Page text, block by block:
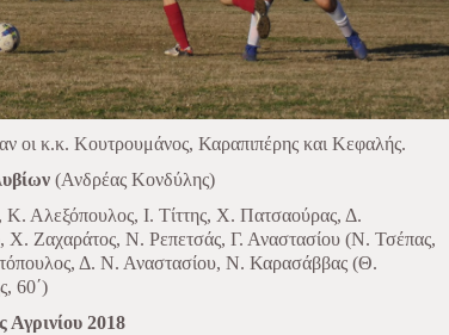
οι κ.κ. Κουτρουμάνος, Καραπιπέρης και Κεφαλής.
(Ανδρέας Κονδύλης)
Αλεξόπουλος, Ι. Τίττης, Χ. Πατσαούρας, Δ.
Χ. Ζαχαράτος, Ν. Ρεπετσάς, Γ. Αναστασίου (Ν. Τσέπας,
Δ. Ν. Αναστασίου, Ν. Καρασάββας (Θ.
60΄)
Αγρινίου 2018